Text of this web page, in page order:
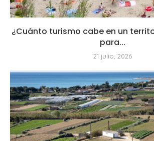
¿Cuánto turismo cabe en un
para...
21 julio, 2026